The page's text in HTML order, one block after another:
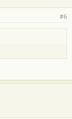
#6